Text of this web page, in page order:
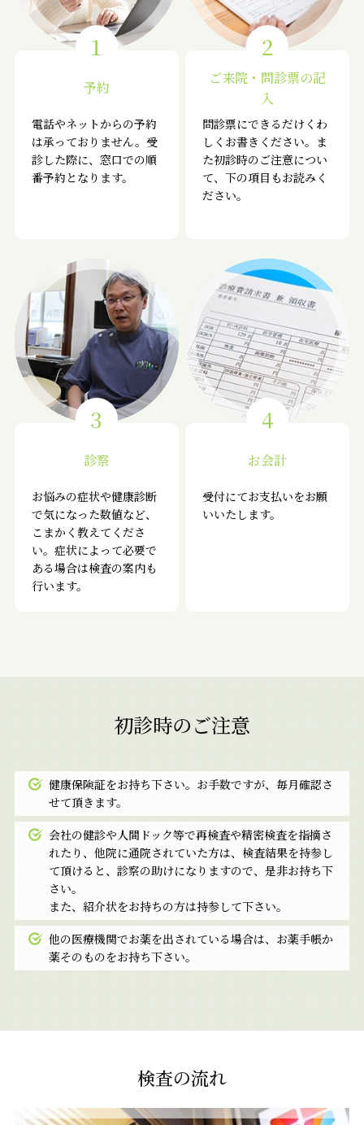
1
予約
電話やネットからの予約
は承っておりません。受
診した際に、窓口での順
番予約となります。
2
ご来院・問診票の記
入
問診票にできるだけくわ
しくお書きください。ま
た初診時のご注意につい
て、下の項目もお読みく
ださい。
3
診察
お悩みの症状や健康診断
で気になった数値など、
こまかく教えてくださ
い。症状によって必要で
ある場合は検査の案内も
行います。
4
お会計
受付にてお支払いをお願
いいたします。
初診時のご注意
健康保険証をお持ち下さい。お手数ですが、毎月確認さ
せて頂きます。
会社の健診や人間ドック等で再検査や精密検査を指摘さ
れたり、他院に通院されていた方は、検査結果を持参し
て頂けると、診察の助けになりますので、是非お持ち下
さい。
また、紹介状をお持ちの方は持参して下さい。
他の医療機関でお薬を出されている場合は、お薬手帳か
薬そのものをお持ち下さい。
検査の流れ